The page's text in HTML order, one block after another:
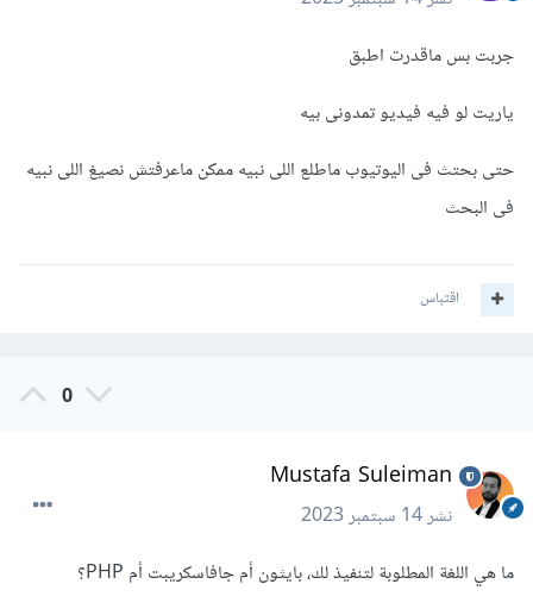
جربت بس ماقدرت اطبق
ياريت لو فيه فيديو تمدونى بيه
حتى بحتث فى اليوتيوب ماطلع اللى نبيه ممكن ماعرفتش نصيغ اللى نبيه
فى البحث
اقتباس
0
Mustafa Suleiman
نشر14 سبتمبر 2023
ما هي اللغة المطلوبة لتنفيذ لك، بايثون أم جافاسكريبت أم PHP؟